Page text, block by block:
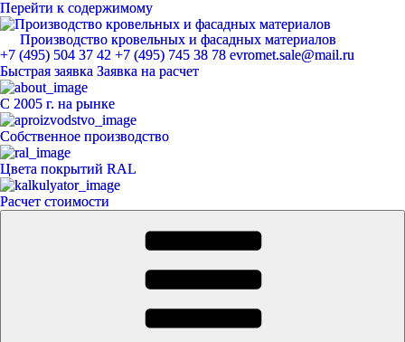
Перейти к содержимому
Производство кровельных и фасадных материалов
ЕвроМет
+7 (495) 504 37 42 +7 (495) 745 38 78 evromet.sale@mail.ru
Быстрая заявка Заявка на расчет
С 2005 г. на рынке
Собственное производство
Цвета покрытий RAL
Расчет стоимости